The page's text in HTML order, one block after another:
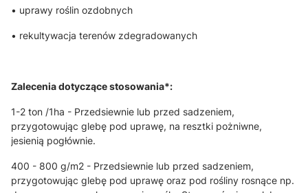
• uprawy roślin ozdobnych
• rekultywacja terenów zdegradowanych
Zalecenia dotyczące stosowania*:
1-2 ton /1ha - Przedsiewnie lub przed sadzeniem,
przygotowując glebę pod uprawę, na resztki pożniwne,
jesienią pogłównie.
400 - 800 g/m2 - Przedsiewnie lub przed sadzeniem,
przygotowując glebę pod uprawę oraz pod rośliny rosnące np.